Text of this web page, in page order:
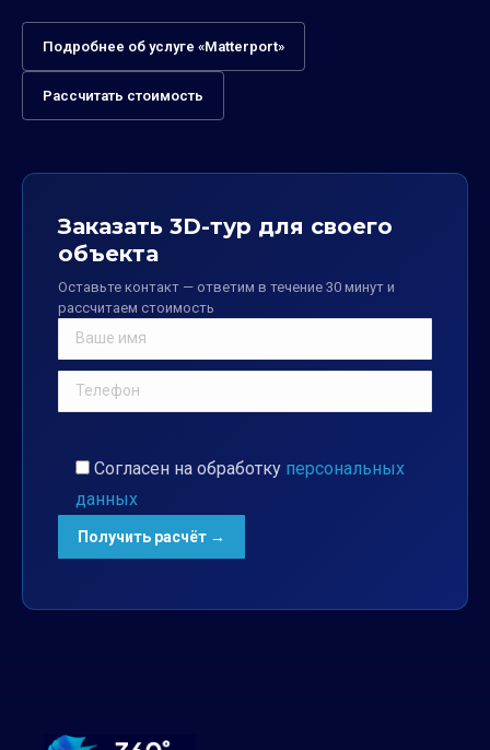
Подробнее об услуге «Matterport»
Рассчитать стоимость
Заказать 3D-тур для своего
объекта
Оставьте контакт — ответим в течение 30 минут и
рассчитаем стоимость
Согласен на обработку персональных
данных